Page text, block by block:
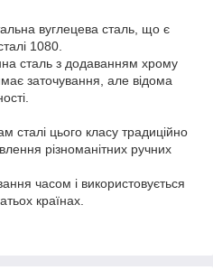
вуглецева сталь, що є
1080.
сталь з додаванням хрому
заточування, але відома
сталі цього класу традиційно
різноманітних ручних
часом і використовується
країнах.